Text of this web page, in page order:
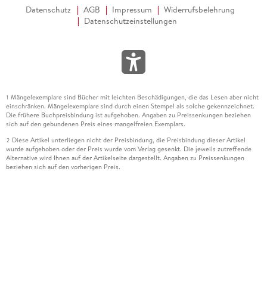
Datenschutz AGB Impressum
Widerrufsbelehrung
Datenschutzeinstellungen
1 Mängelexemplare sind Bücher mit leichten Beschädigungen, die das Lesen aber nicht
einschränken. Mängelexemplare sind durch einen Stempel als solche gekennzeichnet.
Die frühere Buchpreisbindung ist aufgehoben. Angaben zu Preissenkungen beziehen
sich auf den gebundenen Preis eines mangelfreien Exemplars.
2 Diese Artikel unterliegen nicht der Preisbindung, die Preisbindung dieser Artikel
wurde aufgehoben oder der Preis wurde vom Verlag gesenkt. Die jeweils zutreffende
Alternative wird Ihnen auf der Artikelseite dargestellt. Angaben zu Preissenkungen
beziehen sich auf den vorherigen Preis.